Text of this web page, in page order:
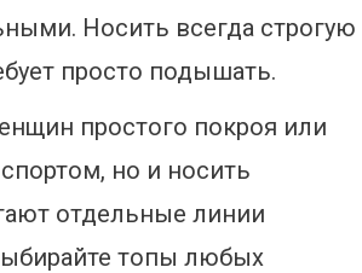
Носить всегда строгую
просто подышать.
простого покроя или
но и носить
отдельные линии
топы любых